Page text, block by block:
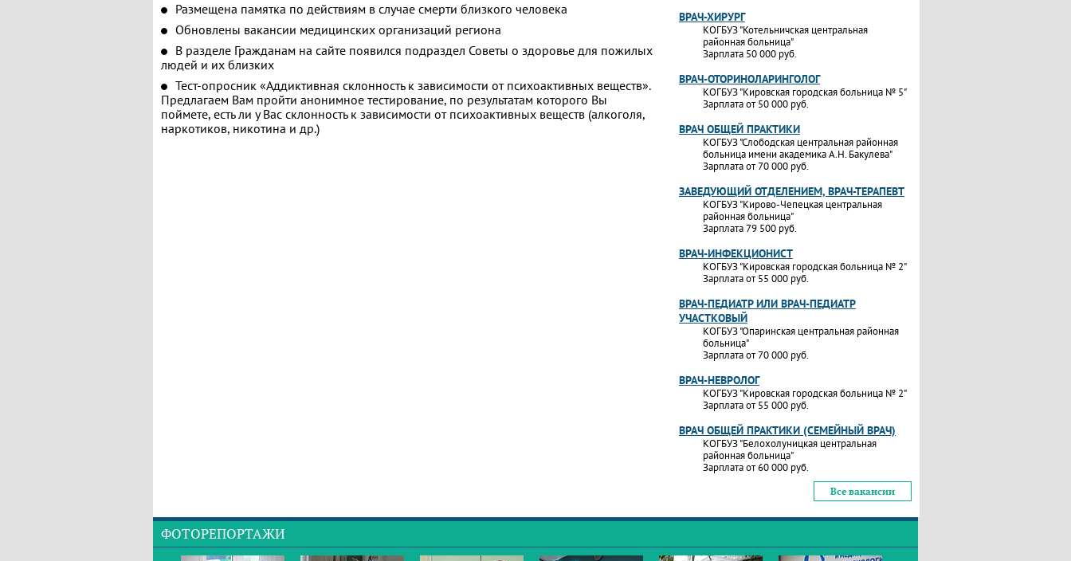
Размещена памятка по действиям в случае смерти близкого человека
Обновлены вакансии медицинских организаций региона
В разделе Гражданам на сайте появился подраздел Советы о здоровье для пожилых
людей и их близких
Тест-опросник «Аддиктивная склонность к зависимости от психоактивных веществ».
Предлагаем Вам пройти анонимное тестирование, по результатам которого Вы
поймете, есть ли у Вас склонность к зависимости от психоактивных веществ (алкоголя,
наркотиков, никотина и др.)
ВРАЧ-ХИРУРГ
КОГБУЗ "Котельничская центральная
районная больница"
Зарплата 50 000 руб.
ВРАЧ-ОТОРИНОЛАРИНГОЛОГ
КОГБУЗ "Кировская городская больница № 5"
Зарплата от 50 000 руб.
ВРАЧ ОБЩЕЙ ПРАКТИКИ
КОГБУЗ "Слободская центральная районная
больница имени академика А.Н. Бакулева"
Зарплата от 70 000 руб.
ЗАВЕДУЮЩИЙ ОТДЕЛЕНИЕМ, ВРАЧ-ТЕРАПЕВТ
КОГБУЗ "Кирово-Чепецкая центральная
районная больница"
Зарплата 79 500 руб.
ВРАЧ-ИНФЕКЦИОНИСТ
КОГБУЗ "Кировская городская больница № 2"
Зарплата от 55 000 руб.
ВРАЧ-ПЕДИАТР ИЛИ ВРАЧ-ПЕДИАТР
УЧАСТКОВЫЙ
КОГБУЗ "Опаринская центральная районная
больница"
Зарплата от 70 000 руб.
ВРАЧ-НЕВРОЛОГ
КОГБУЗ "Кировская городская больница № 2"
Зарплата от 55 000 руб.
ВРАЧ ОБЩЕЙ ПРАКТИКИ (СЕМЕЙНЫЙ ВРАЧ)
КОГБУЗ "Белохолуницкая центральная
районная больница"
Зарплата от 60 000 руб.
Все вакансии
ФОТОРЕПОРТАЖИ